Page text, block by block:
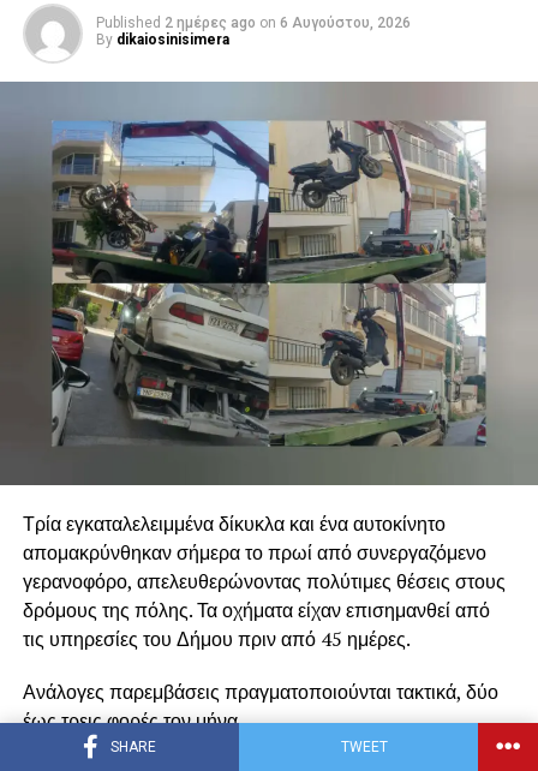
SHARE TWEET
Published 2 ημέρες ago on 6 Αυγούστου, 2026
By dikaiosinisimera
Τρία εγκαταλελειμμένα δίκυκλα και ένα αυτοκίνητο
απομακρύνθηκαν σήμερα το πρωί από συνεργαζόμενο
γερανοφόρο, απελευθερώνοντας πολύτιμες θέσεις στους
δρόμους της πόλης. Τα οχήματα είχαν επισημανθεί από
τις υπηρεσίες του Δήμου πριν από 45 ημέρες.
Ανάλογες παρεμβάσεις πραγματοποιούνται τακτικά, δύο
έως τρεις φορές τον μήνα.